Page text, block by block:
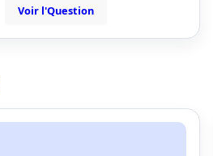
Voir l'Question